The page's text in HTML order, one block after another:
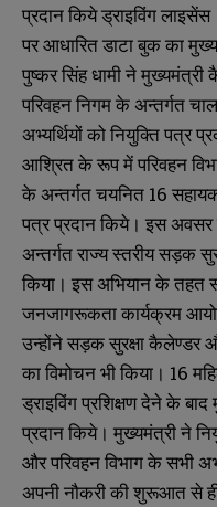
प्रदान किये ड्राइविंग
पर आधारित डाटा बुक का
पुष्कर सिंह धामी ने
परिवहन निगम के अन्तर्गत
अभ्यर्थियों को नियुक्ति पत्र
आश्रित के रूप में परिवहन
के अन्तर्गत चयनित 16
पत्र प्रदान किये। इस अवसर
अन्तर्गत राज्य स्तरीय सड़क
किया। इस अभियान के तहत
जनजागरूकता कार्यक्रम
उन्होंने सड़क सुरक्षा कैलेण्डर
का विमोचन भी किया। 16
ड्राइविंग प्रशिक्षण देने के
प्रदान किये। मुख्यमंत्री ने
और परिवहन विभाग के सभी
अपनी नौकरी की शुरूआत से ही